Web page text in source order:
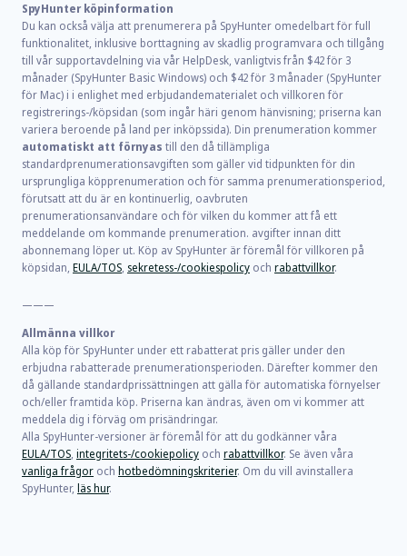
SpyHunter köpinformation
Du kan också välja att prenumerera på SpyHunter omedelbart för full
funktionalitet, inklusive borttagning av skadlig programvara och tillgång
till vår supportavdelning via vår HelpDesk, vanligtvis från $42för 3
månader (SpyHunter Basic Windows) och $42för 3 månader (SpyHunter
för Mac) i i enlighet med erbjudandematerialet och villkoren för
registrerings-/köpsidan (som ingår häri genom hänvisning; priserna kan
variera beroende på land per inköpssida). Din prenumeration kommer
automatiskt att förnyas till den då tillämpliga
standardprenumerationsavgiften som gäller vid tidpunkten för din
ursprungliga köpprenumeration och för samma prenumerationsperiod,
förutsatt att du är en kontinuerlig, oavbruten
prenumerationsanvändare och för vilken du kommer att få ett
meddelande om kommande prenumeration. avgifter innan ditt
abonnemang löper ut. Köp av SpyHunter är föremål för villkoren på
köpsidan, EULA/TOS, sekretess-/cookiespolicy och rabattvillkor.
———
Allmänna villkor
Alla köp för SpyHunter under ett rabatterat pris gäller under den
erbjudna rabatterade prenumerationsperioden. Därefter kommer den
då gällande standardprissättningen att gälla för automatiska förnyelser
och/eller framtida köp. Priserna kan ändras, även om vi kommer att
meddela dig i förväg om prisändringar.
Alla SpyHunter-versioner är föremål för att du godkänner våra
EULA/TOS, integritets-/cookiepolicy och rabattvillkor. Se även våra
vanliga frågor och hotbedömningskriterier. Om du vill avinstallera
SpyHunter, läs hur.